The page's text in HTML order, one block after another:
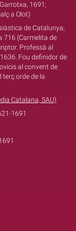
1691;
a Olot)
de Catalunya,
716 (Carmelita de
Professà al
Fou definidor de
al convent de
terç orde de la
Catalana, SAU)
1691